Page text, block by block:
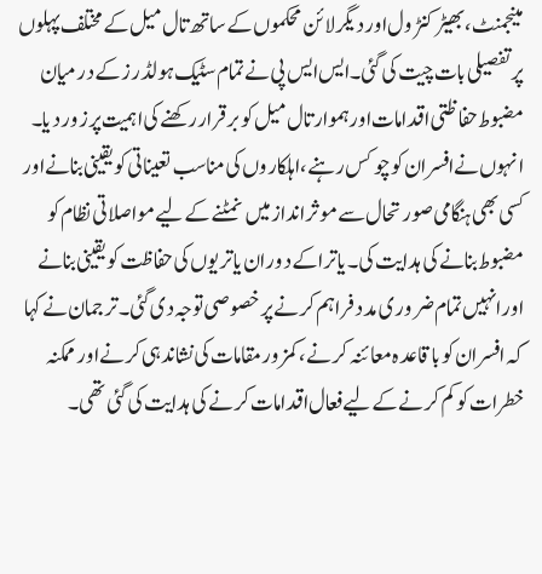
مینجمنٹ، بھیڑ کنٹرول اور دیگر لائن محکموں کے ساتھ تال میل کے مختلف پہلوں
پر تفصیلی بات چیت کی گئی۔ ایس ایس پی نے تمام سٹیک ہولڈرز کے درمیان
مضبوط حفاظتی اقدامات اور ہموار تال میل کو برقرار رکھنے کی اہمیت پر زور دیا۔
انہوں نے افسران کو چوکس رہنے، اہلکاروں کی مناسب تعیناتی کو یقینی بنانے اور
کسی بھی ہنگامی صورتحال سے موثر انداز میں نمٹنے کے لیے مواصلاتی نظام کو
مضبوط بنانے کی ہدایت کی۔یاترا کے دوران یاتریوں کی حفاظت کو یقینی بنانے
اور انہیں تمام ضروری مدد فراہم کرنے پر خصوصی توجہ دی گئی۔ ترجمان نے کہا
کہ افسران کو باقاعدہ معائنہ کرنے، کمزور مقامات کی نشاندہی کرنے اور ممکنہ
خطرات کو کم کرنے کے لیے فعال اقدامات کرنے کی ہدایت کی گئی تھی۔